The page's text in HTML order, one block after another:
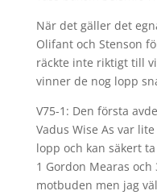
När det gäller det
Olifant och Stenson
räckte inte riktigt till
vinner de nog lopp
V75-1: Den första
Vadus Wise As var
lopp och kan säkert
1 Gordon Mearas
motbuden men jag